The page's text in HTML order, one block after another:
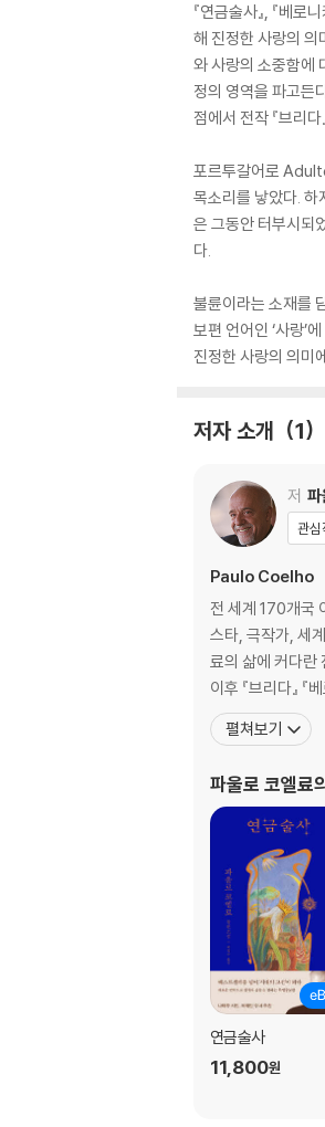
『연금술사』, 『베
해 진정한 사랑의 의
와 사랑의 소중함에
정의 영역을 파고든
점에서 전작 『브리다
포르투갈어로
목소리를 낳았다. 하
은 그동안 터부시되
다.
불륜이라는 소재를
보편 언어인 ‘사랑’
진정한 사랑의 의미
저자 소개 1
저
관심
Paulo Coelho
전 세계 170개국
스타, 극작가, 세
료의 삶에 커다란
이후 『브리다』
펼쳐보기
파울로 코엘료
연금술사
11,800원